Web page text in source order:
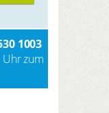
1003
Uhr zum